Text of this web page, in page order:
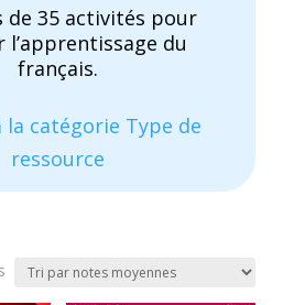
de 35 activités pour
l’apprentissage du
français.
la catégorie Type de
ressource
Trié